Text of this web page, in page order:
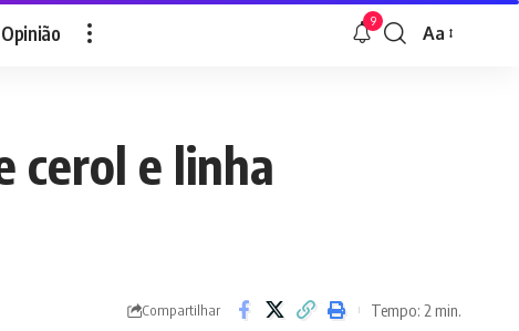
Opinião 9
Font
Aa
cerol e linha
Compartilhar Tempo: 2 min.